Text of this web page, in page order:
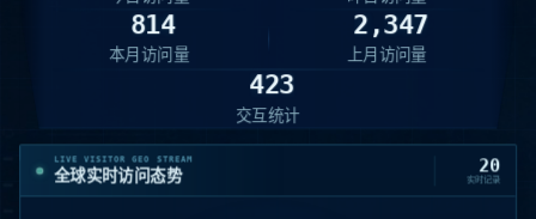
814
本月访问量
2,347
上月访问量
423
交互统计
LIVE VISITOR GEO STREAM
全球实时访问态势 20
实时记录
01
02:55:30 山东 · 聊城
en.hi-strong.com